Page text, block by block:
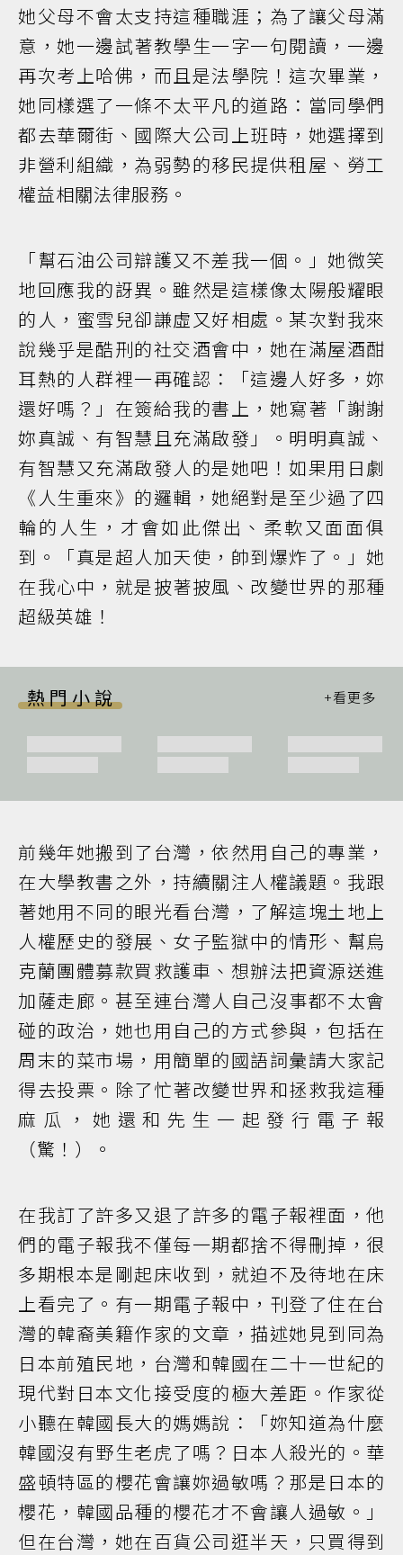
她父母不會太支持這種職涯；為了讓父母滿
意，她一邊試著教學生一字一句閱讀，一邊
再次考上哈佛，而且是法學院！這次畢業，
她同樣選了一條不太平凡的道路：當同學們
都去華爾街、國際大公司上班時，她選擇到
非營利組織，為弱勢的移民提供租屋、勞工
權益相關法律服務。
「幫石油公司辯護又不差我一個。」她微笑
地回應我的訝異。雖然是這樣像太陽般耀眼
的人，蜜雪兒卻謙虛又好相處。某次對我來
說幾乎是酷刑的社交酒會中，她在滿屋酒酣
耳熱的人群裡一再確認：「這邊人好多，妳
還好嗎？」在簽給我的書上，她寫著「謝謝
妳真誠、有智慧且充滿啟發」。明明真誠、
有智慧又充滿啟發人的是她吧！如果用日劇
《人生重來》的邏輯，她絕對是至少過了四
輪的人生，才會如此傑出、柔軟又面面俱
到。「真是超人加天使，帥到爆炸了。」她
在我心中，就是披著披風、改變世界的那種
超級英雄！
熱門小說
前幾年她搬到了台灣，依然用自己的專業，
在大學教書之外，持續關注人權議題。我跟
著她用不同的眼光看台灣，了解這塊土地上
人權歷史的發展、女子監獄中的情形、幫烏
克蘭團體募款買救護車、想辦法把資源送進
加薩走廊。甚至連台灣人自己沒事都不太會
碰的政治，她也用自己的方式參與，包括在
周末的菜市場，用簡單的國語詞彙請大家記
得去投票。除了忙著改變世界和拯救我這種
麻瓜，她還和先生一起發行電子報
（驚！）。
在我訂了許多又退了許多的電子報裡面，他
們的電子報我不僅每一期都捨不得刪掉，很
多期根本是剛起床收到，就迫不及待地在床
上看完了。有一期電子報中，刊登了住在台
灣的韓裔美籍作家的文章，描述她見到同為
日本前殖民地，台灣和韓國在二十一世紀的
現代對日本文化接受度的極大差距。作家從
小聽在韓國長大的媽媽說：「妳知道為什麼
韓國沒有野生老虎了嗎？日本人殺光的。華
盛頓特區的櫻花會讓妳過敏嗎？那是日本的
櫻花，韓國品種的櫻花才不會讓人過敏。」
但在台灣，她在百貨公司逛半天，只買得到